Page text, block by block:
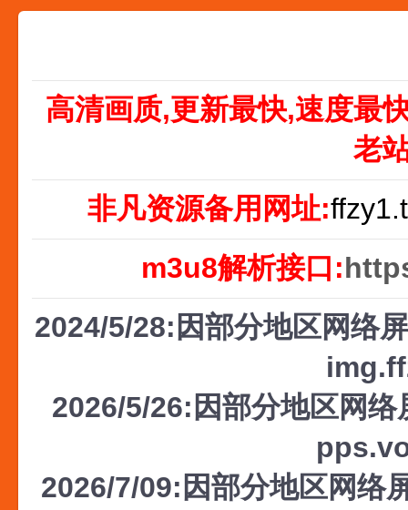
高清画质,更新最快,速度最
老
非凡资源备用网址:
m3u8解析接口:
2024/5/28:因部分地区网络
2026/5/26:因部分地区网
2026/7/09:因部分地区网